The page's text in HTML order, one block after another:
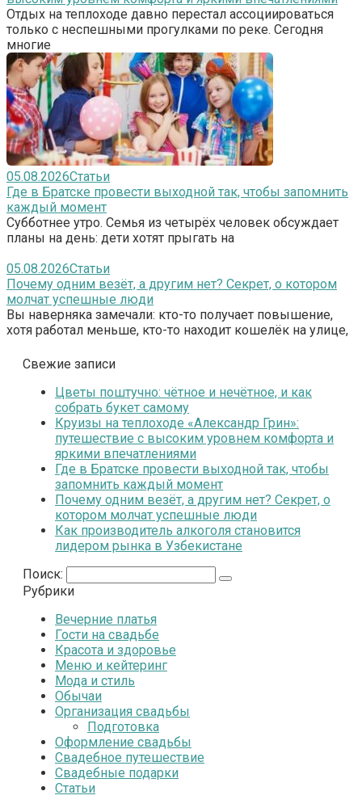
Отдых на теплоходе давно перестал ассоциироваться
только с неспешными прогулками по реке. Сегодня
многие
05.08.2026Статьи
Где в Братске провести выходной так, чтобы запомнить
каждый момент
Субботнее утро. Семья из четырёх человек обсуждает
планы на день: дети хотят прыгать на
05.08.2026Статьи
Почему одним везёт, а другим нет? Секрет, о котором
молчат успешные люди
Вы наверняка замечали: кто-то получает повышение,
хотя работал меньше, кто-то находит кошелёк на улице,
Свежие записи
Цветы поштучно: чётное и нечётное, и как
собрать букет самому
Круизы на теплоходе «Александр Грин»:
путешествие с высоким уровнем комфорта и
яркими впечатлениями
Где в Братске провести выходной так, чтобы
запомнить каждый момент
Почему одним везёт, а другим нет? Секрет, о
котором молчат успешные люди
Как производитель алкоголя становится
лидером рынка в Узбекистане
Поиск:
Рубрики
Вечерние платья
Гости на свадьбе
Красота и здоровье
Меню и кейтеринг
Мода и стиль
Обычаи
Организация свадьбы
Подготовка
Оформление свадьбы
Свадебное путешествие
Свадебные подарки
Статьи